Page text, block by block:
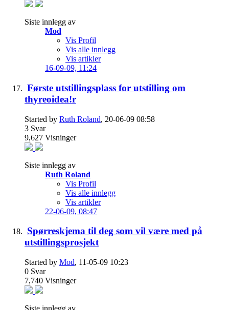
Siste innlegg av
Mod
Vis Profil
Vis alle innlegg
Vis artikler
16-09-09, 11:24
Første utstillingsplass for utstilling om
thyreoidea!r
Started by Ruth Roland, 20-06-09 08:58
3 Svar
9,627 Visninger
Siste innlegg av
Ruth Roland
Vis Profil
Vis alle innlegg
Vis artikler
22-06-09, 08:47
Spørreskjema til deg som vil være med på
utstillingsprosjekt
Started by Mod, 11-05-09 10:23
0 Svar
7,740 Visninger